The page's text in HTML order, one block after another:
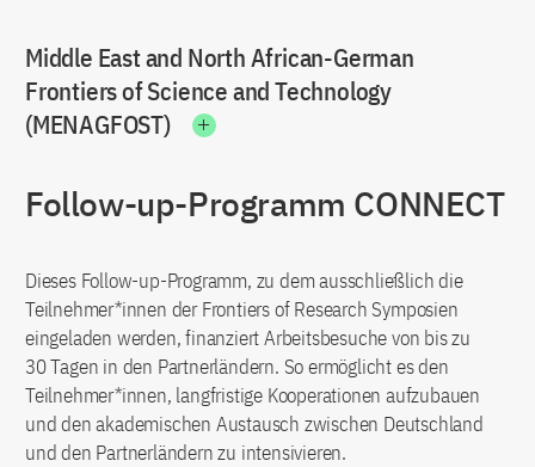
Middle East and North African-German
Frontiers of Science and Technology
(MENAGFOST)
Follow-up-Programm CONNECT
Dieses Follow-up-Programm, zu dem ausschließlich die
Teilnehmer*innen der Frontiers of Research Symposien
eingeladen werden, finanziert Arbeitsbesuche von bis zu
30 Tagen in den Partnerländern. So ermöglicht es den
Teilnehmer*innen, langfristige Kooperationen aufzubauen
und den akademischen Austausch zwischen Deutschland
und den Partnerländern zu intensivieren.